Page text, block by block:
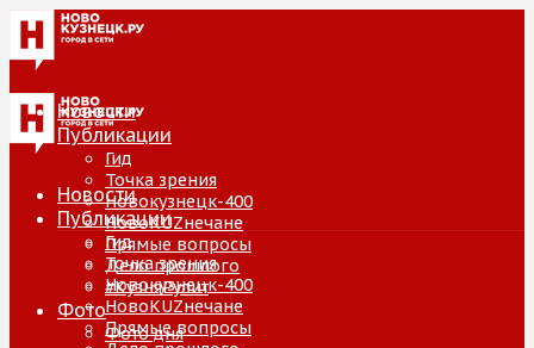
Новости
Публикации
Гид
Точка зрения
Новокузнецк-400
НовоKUZнечане
Прямые вопросы
Дело прошлого
#КузняРулит
Фото
Фото дня
Новости
Публикации
Гид
Точка зрения
Новокузнецк-400
НовоKUZнечане
Прямые вопросы